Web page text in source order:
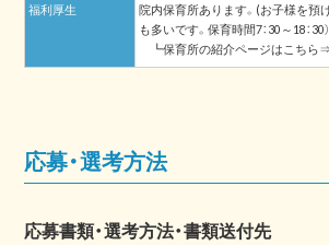
福利厚生
院内保育所あります。(お子様を預
も多いです。保育時間7：30～18：30）
┗保育所の紹介ページはこちら
応募・選考方法
応募書類・選考方法・書類送付先